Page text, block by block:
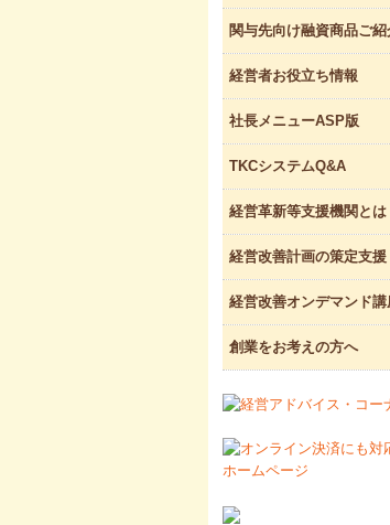
関与先向け融資商品ご紹
経営者お役立ち情報
社長メニューASP版
TKCシステムQ&A
経営革新等支援機関とは
経営改善計画の策定支援
経営改善オンデマンド講
創業をお考えの方へ